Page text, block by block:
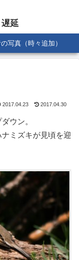
延
写真（時々追加）
2017.04.23 2017.04.30
ウン。
ミズキが見頃を迎